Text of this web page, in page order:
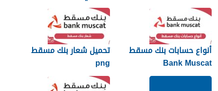
أنواع حسابات بنك مسقط
Bank Muscat
تحميل شعار بنك مسقط
png